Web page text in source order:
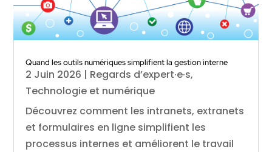
Quand les outils numériques simplifient la gestion interne
2 Juin 2026 | Regards d’expert·e·s,
Technologie et numérique
Découvrez comment les intranets, extranets
et formulaires en ligne simplifient les
processus internes et améliorent le travail